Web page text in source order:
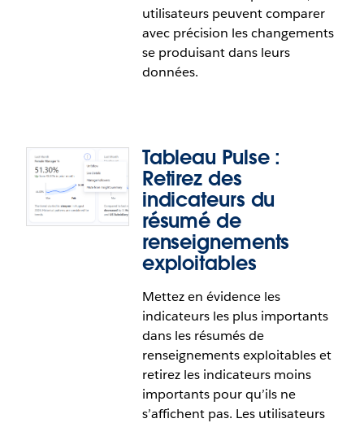
utilisateurs peuvent comparer
avec précision les changements
se produisant dans leurs
données.
Tableau Pulse : Comparaison
quotidienne sur mesure
Assurez-vous de la pertinence des données en
comparant des dates choisies dans les indicateurs
de Tableau Pulse. En basant la comparaison sur
une date, plutôt que sur des intervalles de temps
définis, les utilisateurs peuvent comparer avec
précision les changements se produisant dans
Tableau Pulse :
Retirez des
indicateurs du
résumé de
renseignements
exploitables
Mettez en évidence les
indicateurs les plus importants
dans les résumés de
renseignements exploitables et
retirez les indicateurs moins
importants pour qu’ils ne
s’affichent pas. Les utilisateurs